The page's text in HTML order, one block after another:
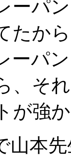
ーパ
たか
ーパ
、そ
が強
本